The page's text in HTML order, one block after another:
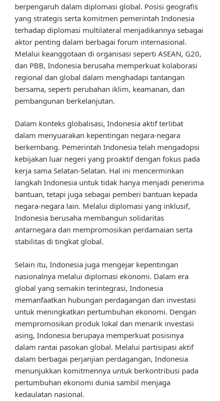
berpengaruh dalam diplomasi global. Posisi geografis
yang strategis serta komitmen pemerintah Indonesia
terhadap diplomasi multilateral menjadikannya sebagai
aktor penting dalam berbagai forum internasional.
Melalui keanggotaan di organisasi seperti ASEAN, G20,
dan PBB, Indonesia berusaha memperkuat kolaborasi
regional dan global dalam menghadapi tantangan
bersama, seperti perubahan iklim, keamanan, dan
pembangunan berkelanjutan.
Dalam konteks globalisasi, Indonesia aktif terlibat
dalam menyuarakan kepentingan negara-negara
berkembang. Pemerintah Indonesia telah mengadopsi
kebijakan luar negeri yang proaktif dengan fokus pada
kerja sama Selatan-Selatan. Hal ini mencerminkan
langkah Indonesia untuk tidak hanya menjadi penerima
bantuan, tetapi juga sebagai pemberi bantuan kepada
negara-negara lain. Melalui diplomasi yang inklusif,
Indonesia berusaha membangun solidaritas
antarnegara dan mempromosikan perdamaian serta
stabilitas di tingkat global.
Selain itu, Indonesia juga mengejar kepentingan
nasionalnya melalui diplomasi ekonomi. Dalam era
global yang semakin terintegrasi, Indonesia
memanfaatkan hubungan perdagangan dan investasi
untuk meningkatkan pertumbuhan ekonomi. Dengan
mempromosikan produk lokal dan menarik investasi
asing, Indonesia berupaya memperkuat posisinya
dalam rantai pasokan global. Melalui partisipasi aktif
dalam berbagai perjanjian perdagangan, Indonesia
menunjukkan komitmennya untuk berkontribusi pada
pertumbuhan ekonomi dunia sambil menjaga
kedaulatan nasional.